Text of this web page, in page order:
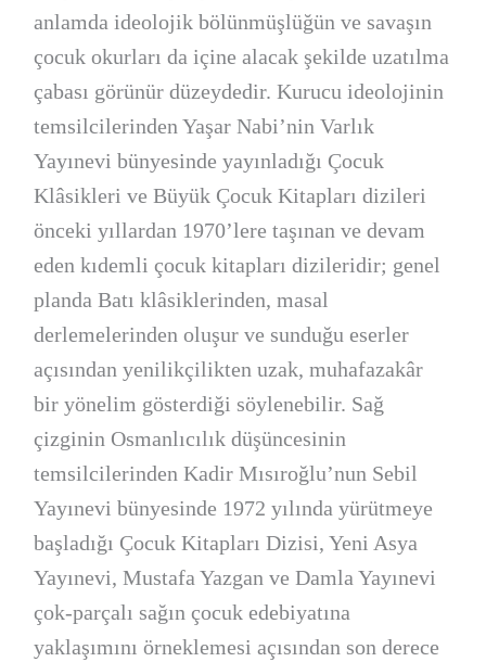
anlamda ideolojik bölünmüşlüğün ve savaşın
çocuk okurları da içine alacak şekilde uzatılma
çabası görünür düzeydedir. Kurucu ideolojinin
temsilcilerinden Yaşar Nabi’nin Varlık
Yayınevi bünyesinde yayınladığı Çocuk
Klâsikleri ve Büyük Çocuk Kitapları dizileri
önceki yıllardan 1970’lere taşınan ve devam
eden kıdemli çocuk kitapları dizileridir; genel
planda Batı klâsiklerinden, masal
derlemelerinden oluşur ve sunduğu eserler
açısından yenilikçilikten uzak, muhafazakâr
bir yönelim gösterdiği söylenebilir. Sağ
çizginin Osmanlıcılık düşüncesinin
temsilcilerinden Kadir Mısıroğlu’nun Sebil
Yayınevi bünyesinde 1972 yılında yürütmeye
başladığı Çocuk Kitapları Dizisi, Yeni Asya
Yayınevi, Mustafa Yazgan ve Damla Yayınevi
çok-parçalı sağın çocuk edebiyatına
yaklaşımını örneklemesi açısından son derece